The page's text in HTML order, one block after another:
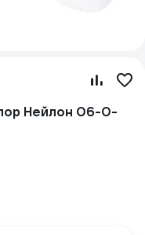
Нейлон 06-0-